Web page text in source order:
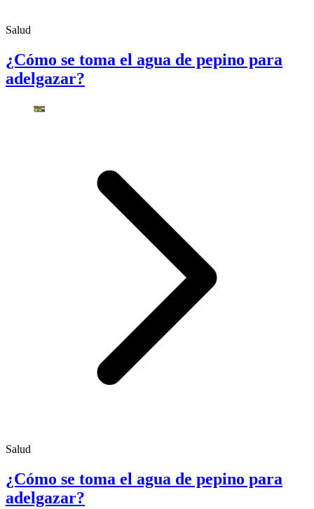
Salud
¿Cómo se toma el agua de pepino para
adelgazar?
Salud
¿Cómo se toma el agua de pepino para
adelgazar?